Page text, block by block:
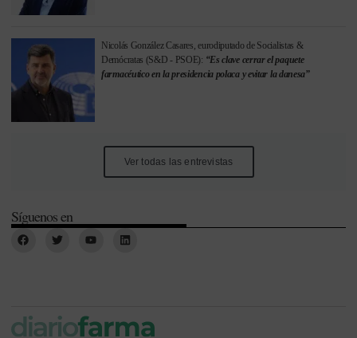
Nicolás González Casares, eurodiputado de Socialistas &
Demócratas (S&D - PSOE): “Es clave cerrar el paquete
farmacéutico en la presidencia polaca y evitar la danesa”
Ver todas las entrevistas
Síguenos en